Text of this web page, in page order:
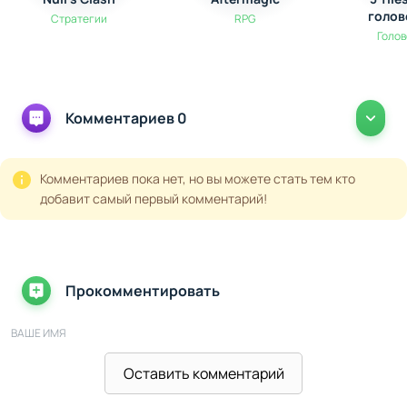
открывает широчайшие тактические горизонты.
Dungeon Defenders вдохновит вас на поиск новых
испытанием.
Стратегии RPG
Комментариев 0
Комментариев пока нет, но вы можете стать тем кто
добавит самый первый комментарий!
Прокомментировать
ВАШЕ ИМЯ
Оставить комментарий